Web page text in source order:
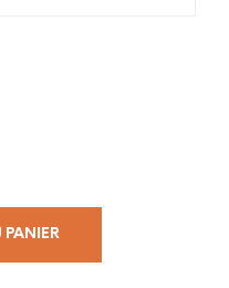
PANIER